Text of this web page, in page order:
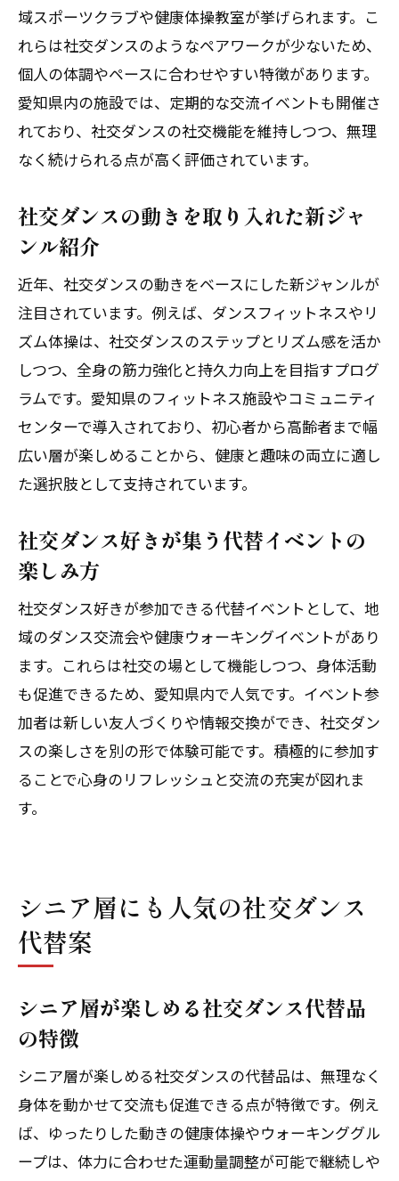
域スポーツクラブや健康体操教室が挙げられます。こ
れらは社交ダンスのようなペアワークが少ないため、
個人の体調やペースに合わせやすい特徴があります。
愛知県内の施設では、定期的な交流イベントも開催さ
れており、社交ダンスの社交機能を維持しつつ、無理
なく続けられる点が高く評価されています。
社交ダンスの動きを取り入れた新ジャ
ンル紹介
近年、社交ダンスの動きをベースにした新ジャンルが
注目されています。例えば、ダンスフィットネスやリ
ズム体操は、社交ダンスのステップとリズム感を活か
しつつ、全身の筋力強化と持久力向上を目指すプログ
ラムです。愛知県のフィットネス施設やコミュニティ
センターで導入されており、初心者から高齢者まで幅
広い層が楽しめることから、健康と趣味の両立に適し
た選択肢として支持されています。
社交ダンス好きが集う代替イベントの
楽しみ方
社交ダンス好きが参加できる代替イベントとして、地
域のダンス交流会や健康ウォーキングイベントがあり
ます。これらは社交の場として機能しつつ、身体活動
も促進できるため、愛知県内で人気です。イベント参
加者は新しい友人づくりや情報交換ができ、社交ダン
スの楽しさを別の形で体験可能です。積極的に参加す
ることで心身のリフレッシュと交流の充実が図れま
す。
シニア層にも人気の社交ダンス
代替案
シニア層が楽しめる社交ダンス代替品
の特徴
シニア層が楽しめる社交ダンスの代替品は、無理なく
身体を動かせて交流も促進できる点が特徴です。例え
ば、ゆったりした動きの健康体操やウォーキンググル
ープは、体力に合わせた運動量調整が可能で継続しや